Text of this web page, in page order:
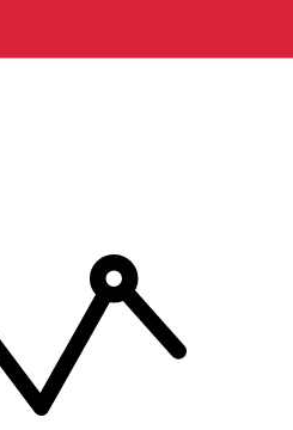
أرسل المال عبر الإنترنت